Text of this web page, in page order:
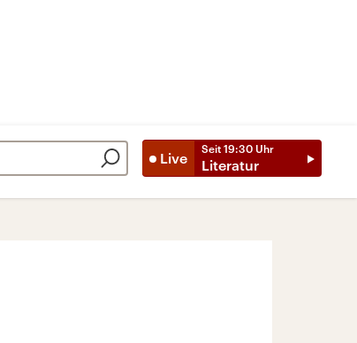
Live
Seit 19:30 Uhr
Literatur